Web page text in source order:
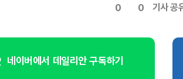
0 0 기사 공
네이버에서 데일리안 구독하기